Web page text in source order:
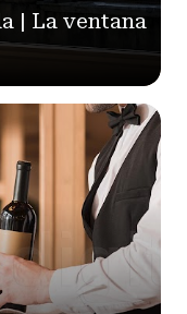
| La ventana